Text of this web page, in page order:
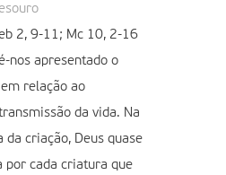
2, 9-11; Mc 10, 2-16
nos apresentado o
relação ao
da vida. Na
da criação, Deus quase
por cada criatura que